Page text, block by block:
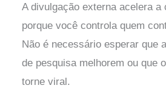
A divulgação externa acelera a
porque você controla quem
Não é necessário esperar que
de pesquisa melhorem ou que
torne viral.